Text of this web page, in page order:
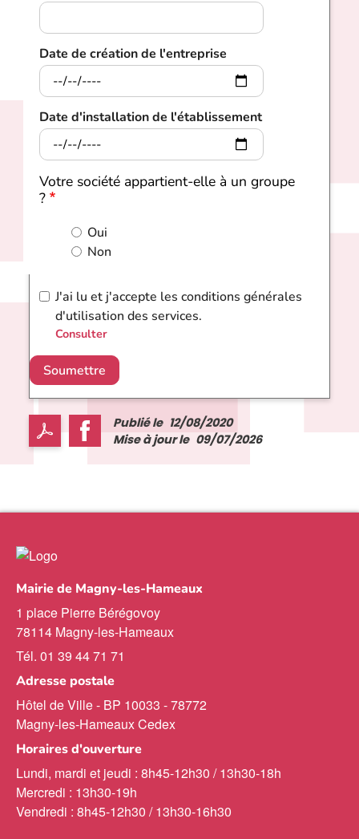
Date de création de l'entreprise
Date d'installation de l'établissement
Votre société appartient-elle à un groupe
?
Oui
Non
J'ai lu et j'accepte les conditions générales
d'utilisation des services.
Consulter
Soumettre
Publié le 12/08/2020
Mise à jour le 09/07/2026
Mairie de Magny-les-Hameaux
1 place Pierre Bérégovoy
78114 Magny-les-Hameaux
Tél. 01 39 44 71 71
Adresse postale
Hôtel de Ville - BP 10033 - 78772
Magny-les-Hameaux Cedex
Horaires d'ouverture
Lundi, mardi et jeudi : 8h45-12h30 / 13h30-18h
Mercredi : 13h30-19h
Vendredi : 8h45-12h30 / 13h30-16h30